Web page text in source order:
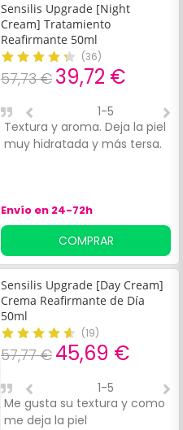
Sensilis Upgrade [Night
Cream] Tratamiento
Reafirmante 50ml
(36)
57,73 € 39,72 €
Textura y aroma. Deja la piel
muy hidratada y más tersa.
1-5
Envío en 24-72h
COMPRAR
Sensilis Upgrade [Day Cream]
Crema Reafirmante de Día
50ml
(19)
57,77 € 45,69 €
Me gusta su textura y como
me deja la piel
1-5